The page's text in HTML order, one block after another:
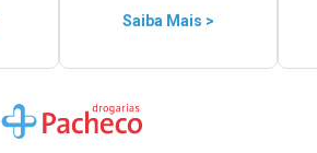
Saiba Mais >
Ir para a Home